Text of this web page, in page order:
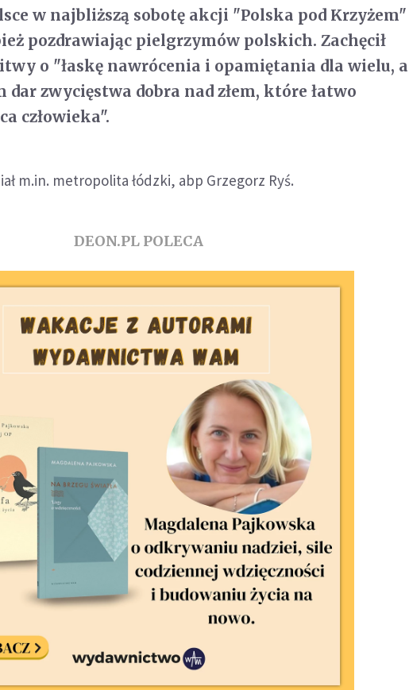
w najbliższą sobotę akcji "Polska pod Krzyżem"
pozdrawiając pielgrzymów polskich. Zachęcił
o "łaskę nawrócenia i opamiętania dla wielu, a
dar zwycięstwa dobra nad złem, które łatwo
człowieka".
m.in. metropolita łódzki, abp Grzegorz Ryś.
DEON.PL POLECA